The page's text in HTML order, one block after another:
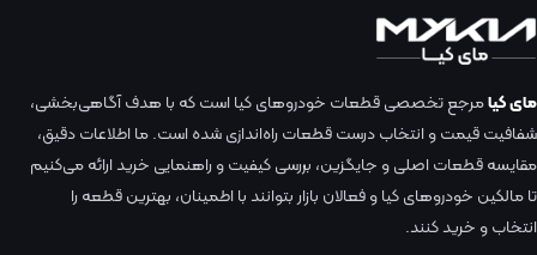
مای کیامرجع تخصصی قطعات خودروهای کیا است که با هدف آگاهی‌بخشی،
شفافیت قیمت و انتخاب درست قطعات راه‌اندازی شده است. ما اطلاعات دقیق،
مقایسه قطعات اصلی و جایگزین، بررسی کیفیت و راهنمایی خرید ارائه می‌کنیم
تا مالکین خودروهای کیا و فعالان بازار بتوانند با اطمینان، بهترین قطعه را
انتخاب و خرید کنند.